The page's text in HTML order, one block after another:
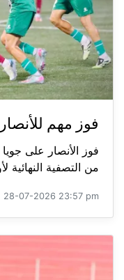
فوز مهم
من التصفية النهائية
28-07-2026 23:57 pm